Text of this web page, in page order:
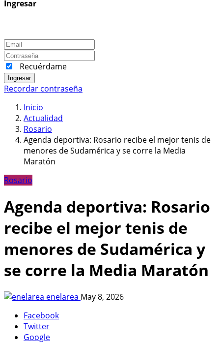
Ingresar
Recuérdame
Ingresar
Recordar contraseña
Inicio
Actualidad
Rosario
Agenda deportiva: Rosario recibe el mejor tenis de
menores de Sudamérica y se corre la Media
Maratón
Rosario
Agenda deportiva: Rosario
recibe el mejor tenis de
menores de Sudamérica y
se corre la Media Maratón
enelarea May 8, 2026
Facebook
Twitter
Google